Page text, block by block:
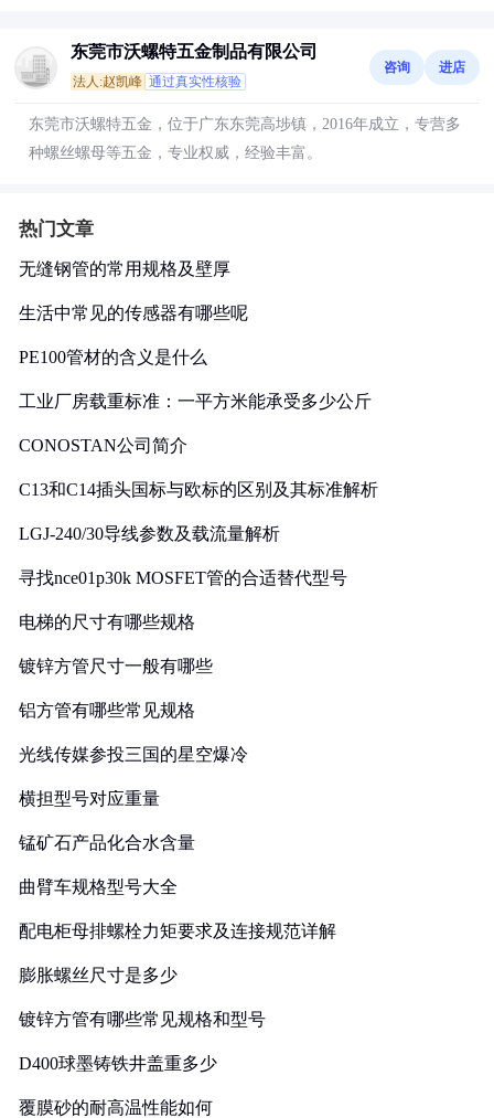
东莞市沃螺特五金制品有限公司
法人:赵凯峰 通过真实性核验
咨询 进店
东莞市沃螺特五金，位于广东东莞高埗镇，2016年成立，专营多
种螺丝螺母等五金，专业权威，经验丰富。
热门文章
无缝钢管的常用规格及壁厚
生活中常见的传感器有哪些呢
PE100管材的含义是什么
工业厂房载重标准：一平方米能承受多少公斤
CONOSTAN公司简介
C13和C14插头国标与欧标的区别及其标准解析
LGJ-240/30导线参数及载流量解析
寻找nce01p30k MOSFET管的合适替代型号
电梯的尺寸有哪些规格
镀锌方管尺寸一般有哪些
铝方管有哪些常见规格
光线传媒参投三国的星空爆冷
横担型号对应重量
锰矿石产品化合水含量
曲臂车规格型号大全
配电柜母排螺栓力矩要求及连接规范详解
膨胀螺丝尺寸是多少
镀锌方管有哪些常见规格和型号
D400球墨铸铁井盖重多少
覆膜砂的耐高温性能如何